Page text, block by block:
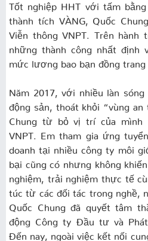
Tốt nghiệp HHT với tấm
thành tích VÀNG, Quốc
Viễn thông VNPT. Trên
những thành công nhất
mức lương bao bạn đồng
Năm 2017, với nhiều làn
động sản, thoát khỏi “vùng an
Chung từ bỏ vị trí của mình
VNPT. Em tham gia ứng
doanh tại nhiều công ty môi
bại cũng có nhưng không
nghiệm, trải nghiệm thực tế
túc từ các đối tác trong nghề,
Quốc Chung đã quyết tâm
động Công ty Đầu tư và
Đến nay, ngoài việc kết nối